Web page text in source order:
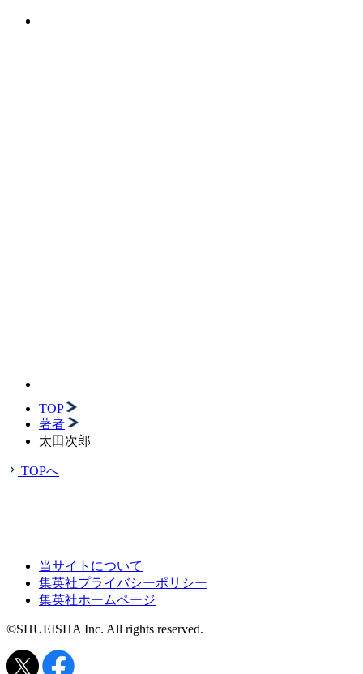
TOP
著者
太田次郎
TOPへ
当サイトについて
集英社プライバシーポリシー
集英社ホームページ
©SHUEISHA Inc. All rights reserved.